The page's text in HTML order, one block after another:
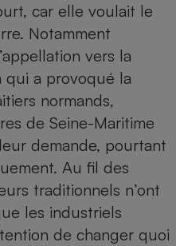
car elle voulait le
Notamment
vers la
qui a provoqué la
normands,
de Seine-Maritime
demande, pourtant
Au fil des
traditionnels n’ont
les industriels
de changer quoi